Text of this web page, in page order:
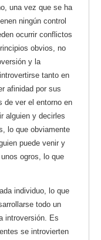
una vez que se ha
ningún control
ocurrir conflictos
obvios, no
y la
tanto en
afinidad por sus
de ver el entorno en
alguien y decirles
lo que obviamente
puede venir y
ogros, lo que
individuo, lo que
todo un
introversión. Es
se introvierten